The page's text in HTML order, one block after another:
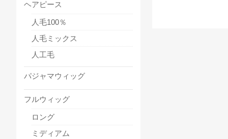
ヘアピース
人毛100％
人毛ミックス
人工毛
パジャマウィッグ
フルウィッグ
ロング
ミディアム